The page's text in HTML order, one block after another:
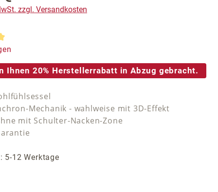
zzgl. Versandkosten
Bewertung von 5 von 5 Sternen
Ihnen 20% Herstellerrabatt in Abzug gebracht.
Mechanik - wahlweise mit 3D-Effekt
mit Schulter-Nacken-Zone
5-12 Werktage